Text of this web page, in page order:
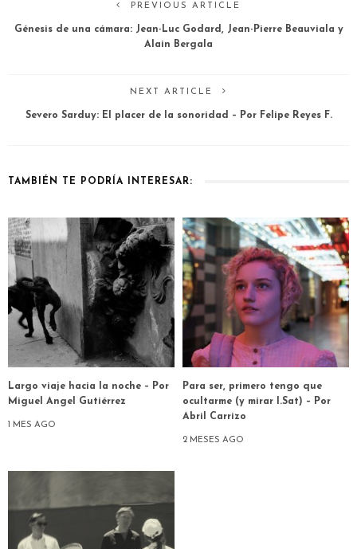
PREVIOUS ARTICLE
Génesis de una cámara: Jean-Luc Godard, Jean-Pierre Beauviala y
Alain Bergala
NEXT ARTICLE
Severo Sarduy: El placer de la sonoridad – Por Felipe Reyes F.
TAMBIÉN TE PODRÍA INTERESAR:
Largo viaje hacia la noche – Por
Miguel Angel Gutiérrez
1 MES AGO
Para ser, primero tengo que
ocultarme (y mirar I.Sat) – Por
Abril Carrizo
2 MESES AGO